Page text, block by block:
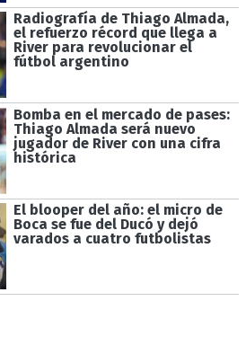
Radiografía de Thiago Almada,
el refuerzo récord que llega a
River para revolucionar el
fútbol argentino
Bomba en el mercado de pases:
Thiago Almada será nuevo
jugador de River con una cifra
histórica
El blooper del año: el micro de
Boca se fue del Ducó y dejó
varados a cuatro futbolistas